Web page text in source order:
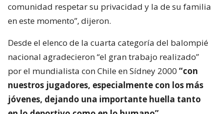
comunidad respetar su privacidad y la de su familia
en este momento”, dijeron.
Desde el elenco de la cuarta categoría del balompié
nacional agradecieron “el gran trabajo realizado”
por el mundialista con Chile en Sídney 2000 “con
nuestros jugadores, especialmente con los más
jóvenes, dejando una importante huella tanto